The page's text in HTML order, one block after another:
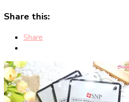
Share this:
Share